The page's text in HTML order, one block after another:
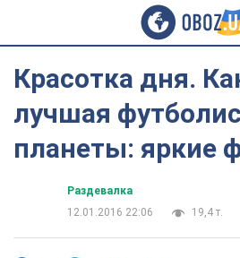
Красотка дня.
лучшая
планеты: яркие
Раздевалка
12.01.2016 22:06
19,4 т.